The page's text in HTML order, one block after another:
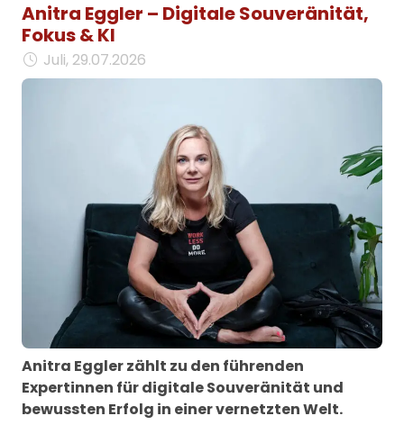
Anitra Eggler – Digitale Souveränität,
Fokus & KI
Juli, 29.07.2026
Anitra Eggler zählt zu den führenden
Expertinnen für digitale Souveränität und
bewussten Erfolg in einer vernetzten Welt.